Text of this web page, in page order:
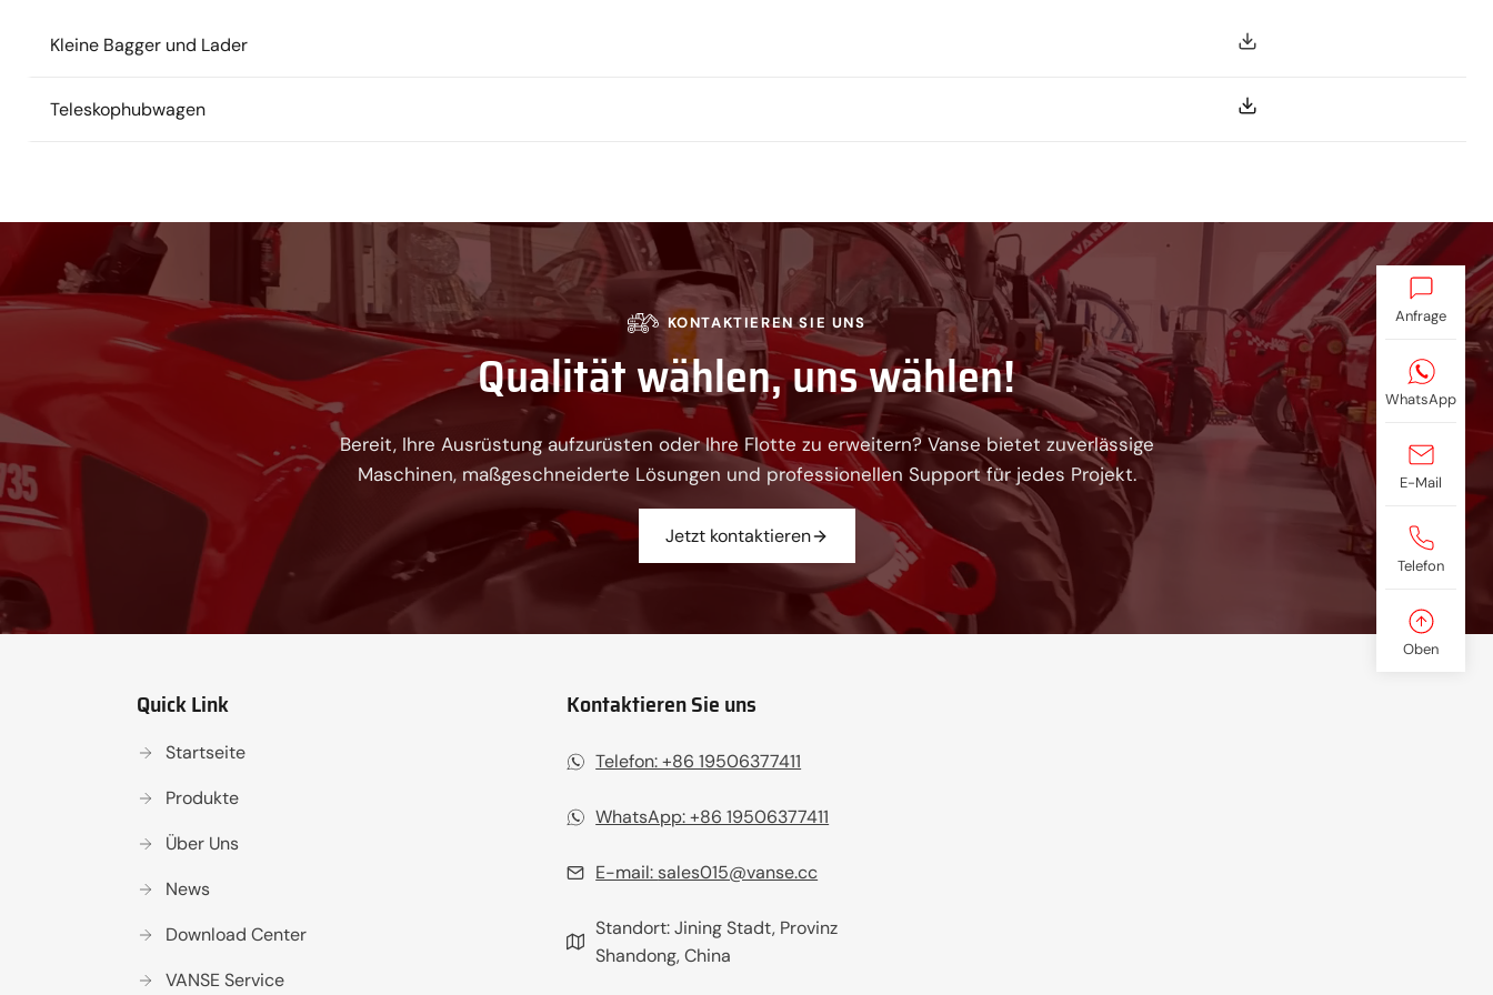
Kleine Bagger und Lader
Teleskophubwagen
KONTAKTIEREN SIE UNS
Qualität wählen, uns wählen!
Bereit, Ihre Ausrüstung aufzurüsten oder Ihre Flotte zu erweitern? Vanse bietet zuverlässige
Maschinen, maßgeschneiderte Lösungen und professionellen Support für jedes Projekt.
Jetzt kontaktieren
Quick Link
Startseite
Produkte
Über Uns
News
Download Center
VANSE Service
Kontaktieren Sie uns
Telefon: +86 19506377411‬
WhatsApp: +86 19506377411
E-mail: sales015@vanse.cc
Standort: Jining Stadt, Provinz
Shandong, China
Anfrage
WhatsApp
E-Mail
Telefon
Oben